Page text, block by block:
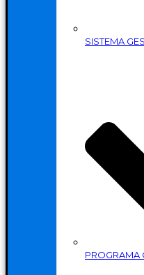
SISTEMA
PROGRAMA